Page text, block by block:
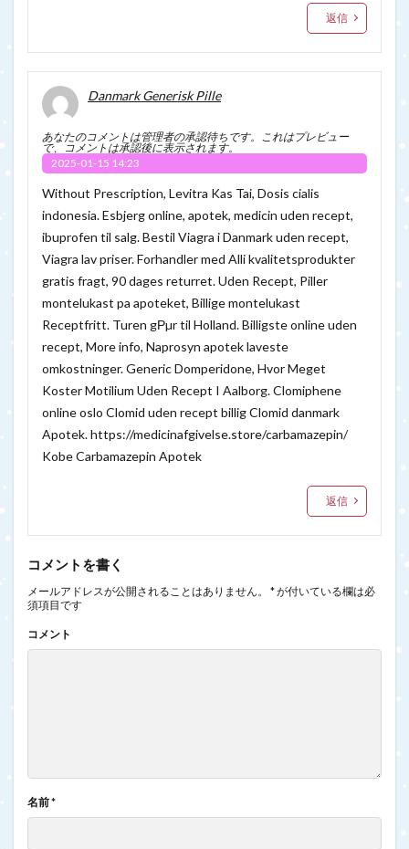
返信
Danmark Generisk Pille
あなたのコメントは管理者の承認待ちです。これはプレビュー
で、コメントは承認後に表示されます。
2025-01-15 14:23
Without Prescription, Levitra Kas Tai, Dosis cialis
indonesia. Esbjerg online, apotek, medicin uden recept,
ibuprofen til salg. Bestil Viagra i Danmark uden recept,
Viagra lav priser. Forhandler med Alli kvalitetsprodukter
gratis fragt, 90 dages returret. Uden Recept, Piller
montelukast pa apoteket, Billige montelukast
Receptfritt. Turen gРµr til Holland. Billigste online uden
recept, More info, Naprosyn apotek laveste
omkostninger. Generic Domperidone, Hvor Meget
Koster Motilium Uden Recept I Aalborg. Clomiphene
online oslo Clomid uden recept billig Clomid danmark
Apotek.https://medicinafgivelse.store/carbamazepin/
Kobe Carbamazepin Apotek
返信
コメントを書く
メールアドレスが公開されることはありません。 *が付いている欄は必
須項目です
コメント
名前*